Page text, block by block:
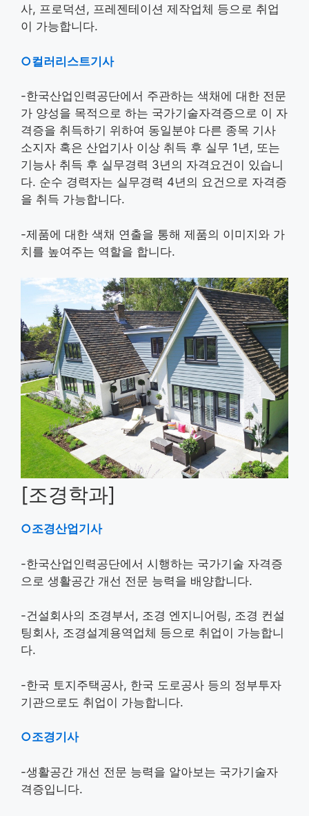
사, 프로덕션, 프레젠테이션 제작업체 등으로 취업
이 가능합니다.
○컬러리스트기사
-한국산업인력공단에서 주관하는 색채에 대한 전문
가 양성을 목적으로 하는 국가기술자격증으로 이 자
격증을 취득하기 위하여 동일분야 다른 종목 기사
소지자 혹은 산업기사 이상 취득 후 실무 1년, 또는
기능사 취득 후 실무경력 3년의 자격요건이 있습니
다. 순수 경력자는 실무경력 4년의 요건으로 자격증
을 취득 가능합니다.
-제품에 대한 색채 연출을 통해 제품의 이미지와 가
치를 높여주는 역할을 합니다.
[조경학과]
○조경산업기사
-한국산업인력공단에서 시행하는 국가기술 자격증
으로 생활공간 개선 전문 능력을 배양합니다.
-건설회사의 조경부서, 조경 엔지니어링, 조경 컨설
팅회사, 조경설계용역업체 등으로 취업이 가능합니
다.
-한국 토지주택공사, 한국 도로공사 등의 정부투자
기관으로도 취업이 가능합니다.
○조경기사
-생활공간 개선 전문 능력을 알아보는 국가기술자
격증입니다.